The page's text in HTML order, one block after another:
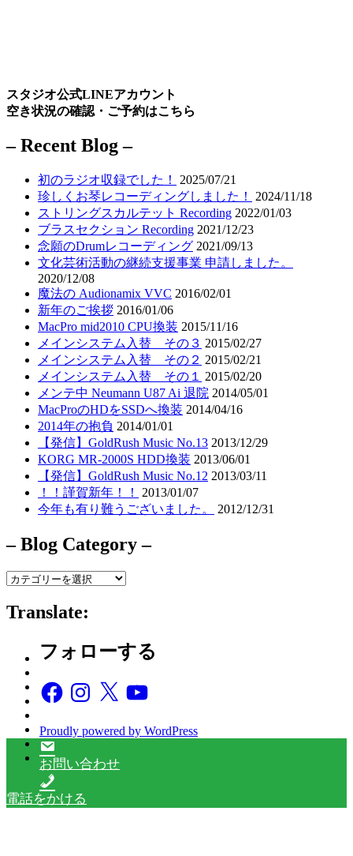
スタジオ公式LINEアカウント
空き状況の確認・ご予約はこちら
– Recent Blog –
初のラジオ収録でした！
2025/07/21
珍しくお琴レコーディングしました！
2024/11/18
ストリングスカルテット Recording 2022/01/03
ブラスセクション Recording 2021/12/23
念願のDrumレコーディング 2021/09/13
文化芸術活動の継続支援事業 申請しました。
2020/12/08
魔法の Audionamix VVC 2016/02/01
新年のご挨拶 2016/01/06
MacPro mid2010 CPU換装 2015/11/16
メインシステム入替 その３ 2015/02/27
メインシステム入替 その２ 2015/02/21
メインシステム入替 その１
2015/02/20
メンテ中 Neumann U87 Ai 退院 2014/05/01
MacProのHDをSSDへ換装 2014/04/16
2014年の抱負 2014/01/01
【発信】GoldRush Music No.13 2013/12/29
KORG MR-2000S HDD換装 2013/06/01
【発信】GoldRush Music No.12 2013/03/11
！！謹賀新年！！
2013/01/07
今年も有り難うございました。
2012/12/31
– Blog Category –
–
Category
–
Translate:
フォローする
FacebookInstagram
X YouTube
Proudly powered by WordPress
お問い合わせ
電話をかける